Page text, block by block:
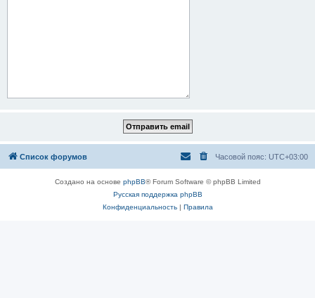
Список форумов Часовой пояс: UTC+03:00
Создано на основе phpBB® Forum Software © phpBB Limited
Русская поддержка phpBB
Конфиденциальность| Правила